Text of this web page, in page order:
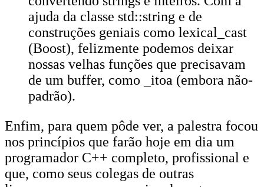
ajuda da classe std::string e de
construções geniais como lexical_cast
(Boost), felizmente podemos deixar
nossas velhas funções que precisavam
de um buffer, como _itoa (embora não-
padrão).
Enfim, para quem pôde ver, a palestra focou
nos princípios que farão hoje em dia um
programador C++ completo, profissional e
que, como seus colegas de outras